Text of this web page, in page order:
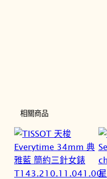
相關商品